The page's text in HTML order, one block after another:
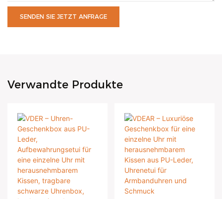
SENDEN SIE JETZT ANFRAGE
Verwandte Produkte